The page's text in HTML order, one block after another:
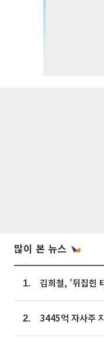
많이 본 뉴스
1.
2.